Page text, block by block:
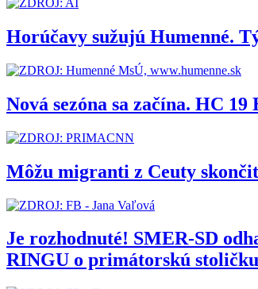
Horúčavy sužujú Humenné.
Nová sezóna sa začína. HC
Môžu migranti z Ceuty
Je rozhodnuté! SMER-SD
RINGU o primátorskú